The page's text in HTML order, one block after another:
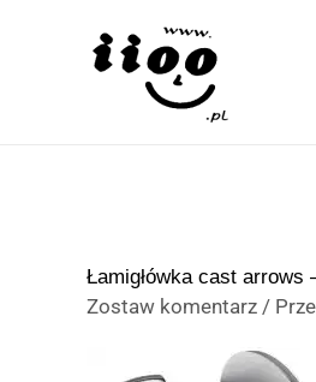
Łamigłówka cast arrows
Zostaw komentarz /